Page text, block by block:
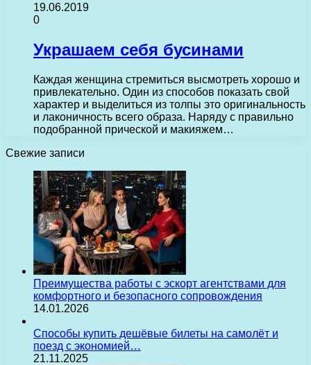
19.06.2019
0
Украшаем себя бусинами
Каждая женщина стремиться высмотреть хорошо и
привлекательно. Один из способов показать свой
характер и выделиться из толпы это оригинальность
и лаконичность всего образа. Наряду с правильно
подобранной прической и макияжем…
Свежие записи
Преимущества работы с эскорт агентствами для
комфортного и безопасного сопровождения
14.01.2026
Способы купить дешёвые билеты на самолёт и
поезд с экономией…
21.11.2025